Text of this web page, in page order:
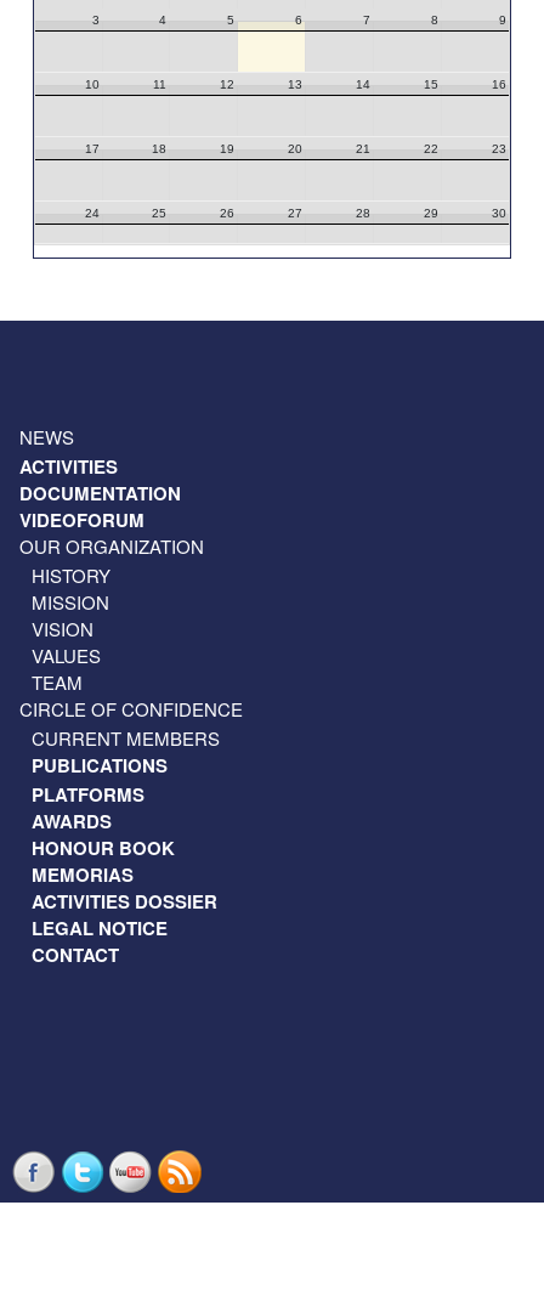
3 4 5 6 7 8 9
10 11 12 13 14 15 16
17 18 19 20 21 22 23
24 25 26 27 28 29 30
NEWS
ACTIVITIES
DOCUMENTATION
VIDEOFORUM
OUR ORGANIZATION
HISTORY
MISSION
VISION
VALUES
TEAM
CIRCLE OF CONFIDENCE
CURRENT MEMBERS
PUBLICATIONS
PLATFORMS
AWARDS
HONOUR BOOK
MEMORIAS
ACTIVITIES DOSSIER
LEGAL NOTICE
CONTACT